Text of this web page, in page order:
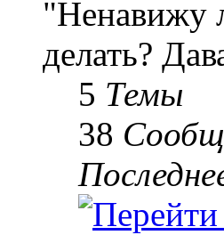
"Ненавижу
делать?
5 Темы
38